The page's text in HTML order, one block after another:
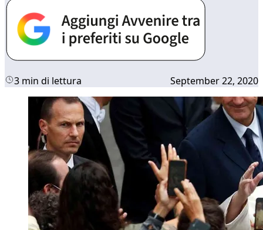
3 min di lettura September 22, 2020